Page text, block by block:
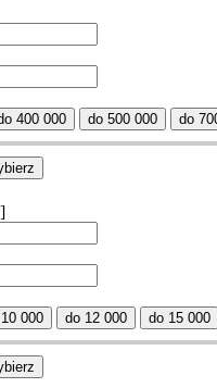
400 000 do 500 000 do
000 do 12 000 do 15 000